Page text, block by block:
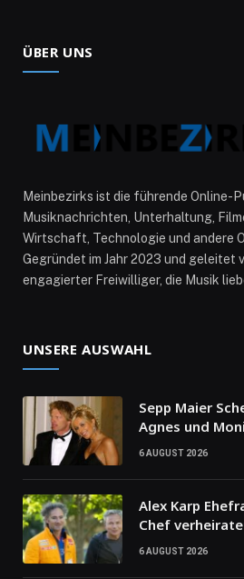
ÜBER UNS
Meinbezirks ist die führende Online-
Musiknachrichten, Unterhaltung,
Wirtschaft, Technologie und andere
Gegründet im Jahr 2023 und geleitet
engagierter Freiwilliger, die Musik
UNSERE AUSWAHL
Sepp Maier
Agnes und
6 AUGUST 2026
Alex Karp
Chef
6 AUGUST 2026